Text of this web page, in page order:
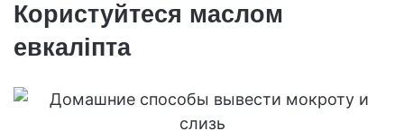
Користуйтеся маслом
евкаліпта